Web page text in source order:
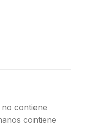
contiene
contiene